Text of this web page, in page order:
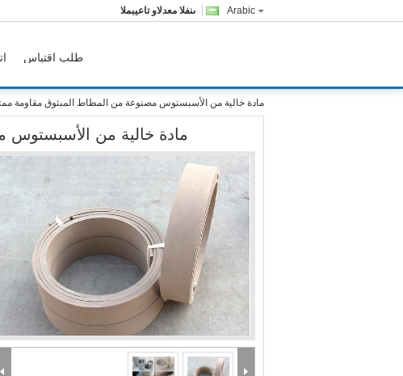
Arabic المبيعات والدعم الفنى
طلب اقتباس
مادة خالية من الأسبستوس مصنوعة من المطاط المبثوق مقاومة
مادة خالية من الأسبستوس